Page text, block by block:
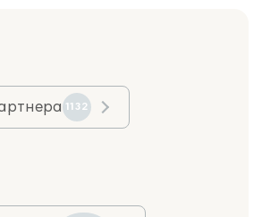
1132